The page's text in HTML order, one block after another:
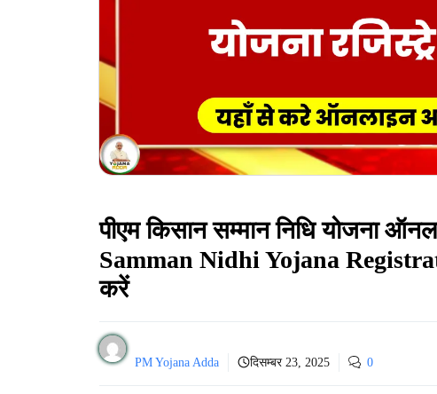
पीएम किसान सम्मान निधि योजना
Samman Nidhi Yojana
करें
PM Yojana Adda दिसम्बर 23, 2025 0